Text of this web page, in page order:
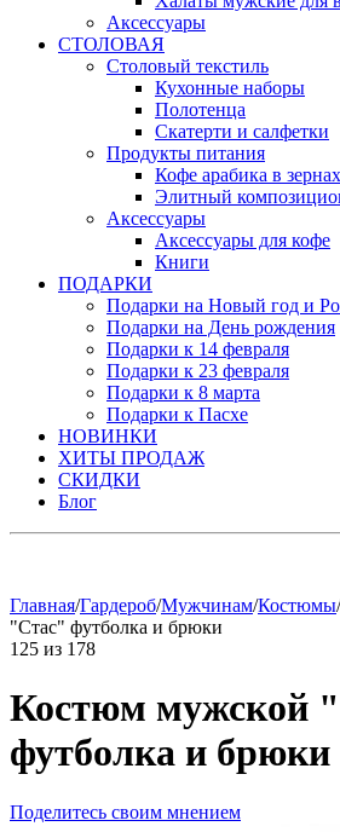
Аксессуары
СТОЛОВАЯ
Столовый текстиль
Кухонные наборы
Полотенца
Скатерти и салфетки
Продукты питания
Кофе арабика в зернах
Элитный
Аксессуары
Аксессуары для кофе
Книги
ПОДАРКИ
Подарки на Новый год и
Подарки на День рождения
Подарки к 14 февраля
Подарки к 23 февраля
Подарки к 8 марта
Подарки к Пасхе
НОВИНКИ
ХИТЫ ПРОДАЖ
СКИДКИ
Блог
Главная/Гардероб/Мужчинам/Костюмы/
"Стас" футболка и брюки
125 из 178
Костюм мужской
футболка и брюки
Поделитесь своим мнением